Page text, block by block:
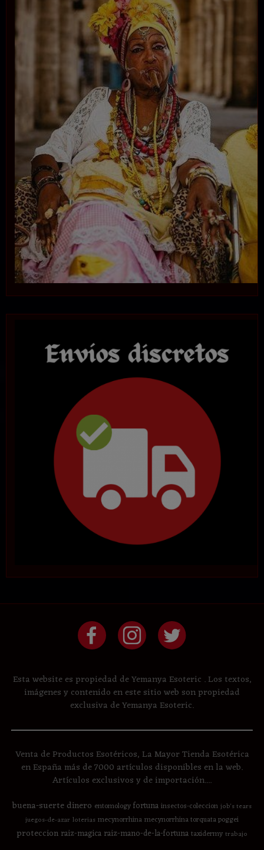
Esta website es propiedad de Yemanya Esoteric . Los textos,
imágenes y contenido en este sitio web son propiedad
exclusiva de Yemanya Esoteric.
Venta de Productos Esotéricos, La Mayor Tienda Esotérica
en España más de 7000 artículos disponibles en la web.
Artículos exclusivos y de importación....
buena-suertedinero entomologyfortunainsectos-coleccion job's tears
juegos-de-azar loterias mecynorrhinamecynorrhina torquata poggei
proteccion raiz-magica raiz-mano-de-la-fortunataxidermy trabajo